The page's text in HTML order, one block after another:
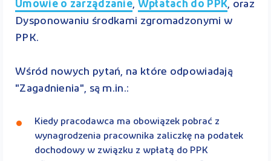
Umowie o zarządzanie, Wpłatach do PPK, oraz
Dysponowaniu środkami zgromadzonymi w
PPK.
Wśród nowych pytań, na które odpowiadają
"Zagadnienia", są m.in.:
Kiedy pracodawca ma obowiązek pobrać z
wynagrodzenia pracownika zaliczkę na podatek
dochodowy w związku z wpłatą do PPK